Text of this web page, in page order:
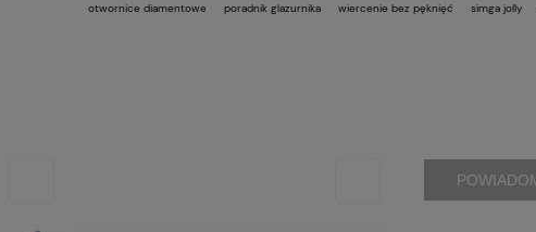
otwornice diamentowe
poradnik glazurnika wiercenie bez pęknięć simga jolly